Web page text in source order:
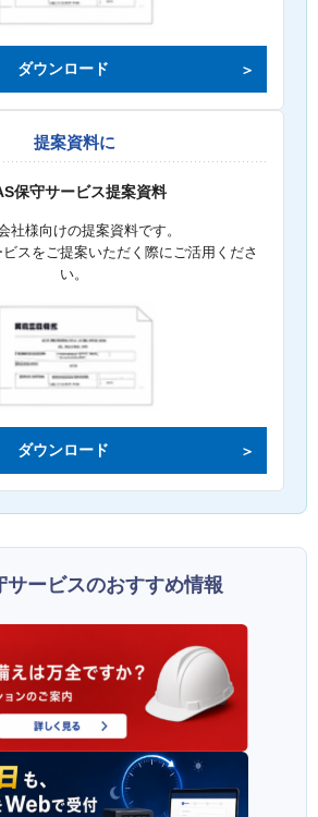
ダウンロード
提案資料に
保守サービス提案資料
社様向けの提案資料です。
スをご提案いただく際にご活用くださ
い。
ダウンロード
サービスのおすすめ情報